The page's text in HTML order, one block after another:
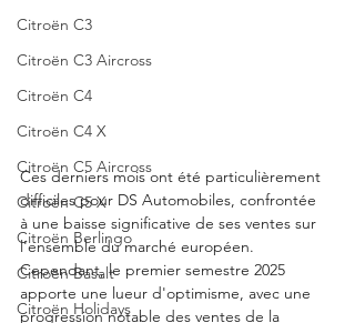
Citroën C3
Citroën C3 Aircross
Citroën C4
Citroën C4 X
Citroën C5 Aircross
Citroën C5 X
Citroën Berlingo
Citroën Basalt
Citroën Holidays
Ces derniers mois ont été particulièrement
difficiles pour DS Automobiles, confrontée
à une baisse significative de ses ventes sur
l'ensemble du marché européen.
Cependant, le premier semestre 2025
apporte une lueur d'optimisme, avec une
progression notable des ventes de la